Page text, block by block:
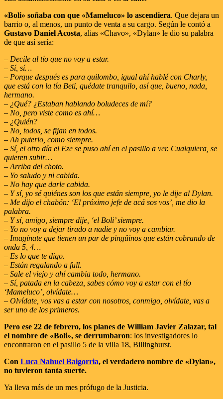
«Boli» soñaba con que «Mameluco» lo ascendiera. Que dejara un
barrio o, al menos, un punto de venta a su cargo. Según le contó a
Gustavo Daniel Acosta, alias «Chavo», «Dylan» le dio su palabra
de que así sería:
– Decile al tío que no voy a estar.
– Sí, sí…
– Porque después es para quilombo, igual ahí hablé con Charly,
que está con la tía Beti, quédate tranquilo, así que, bueno, nada,
hermano.
– ¿Qué? ¿Estaban hablando boludeces de mí?
– No, pero viste como es ahí…
– ¿Quién?
– No, todos, se fijan en todos.
– Ah puterio, como siempre.
– Sí, el otro día el Eze se puso ahí en el pasillo a ver. Cualquiera, se
quieren subir…
– Arriba del choto.
– Yo saludo y ni cabida.
– No hay que darle cabida.
– Y sí, yo sé quiénes son los que están siempre, yo le dije al Dylan.
– Me dijo el chabón: ‘El próximo jefe de acá sos vos’, me dio la
palabra.
– Y sí, amigo, siempre dije, ‘el Boli’ siempre.
– Yo no voy a dejar tirado a nadie y no voy a cambiar.
– Imagínate que tienen un par de pingüinos que están cobrando de
onda 5, 4…
– Es lo que te digo.
– Están regalando a full.
– Sale el viejo y ahí cambia todo, hermano.
– Sí, patada en la cabeza, sabes cómo voy a estar con el tío
‘Mameluco’, olvídate…
– Olvídate, vos vas a estar con nosotros, conmigo, olvídate, vas a
ser uno de los primeros.
Pero ese 22 de febrero, los planes de William Javier Zalazar, tal
el nombre de «Boli», se derrumbaron: los investigadores lo
encontraron en el pasillo 5 de la villa 18, Billinghurst.
Con Luca Nahuel Baigorria, el verdadero nombre de «Dylan»,
no tuvieron tanta suerte.
Ya lleva más de un mes prófugo de la Justicia.